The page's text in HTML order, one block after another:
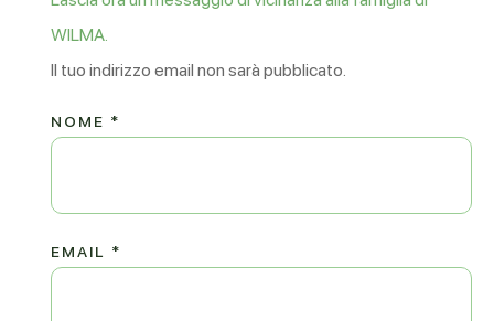
WILMA.
Il tuo indirizzo email non sarà pubblicato.
NOME *
EMAIL *